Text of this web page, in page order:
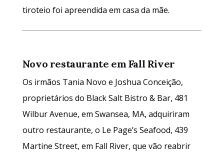
tiroteio foi apreendida em casa da mãe.
Novo restaurante em Fall River
Os irmãos Tania Novo e Joshua Conceição,
proprietários do Black Salt Bistro & Bar, 481
Wilbur Avenue, em Swansea, MA, adquiriram
outro restaurante, o Le Page’s Seafood, 439
Martine Street, em Fall River, que vão reabrir